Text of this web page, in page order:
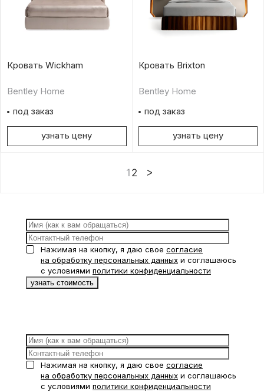
Кровать Wickham
Bentley Home
под заказ
узнать цену
Кровать Brixton
Bentley Home
под заказ
узнать цену
1 2
Нажимая на кнопку, я даю свое согласие
на обработку персональных данных и соглашаюсь
с условиями политики конфиденциальности
Нажимая на кнопку, я даю свое согласие
на обработку персональных данных и соглашаюсь
с условиями политики конфиденциальности